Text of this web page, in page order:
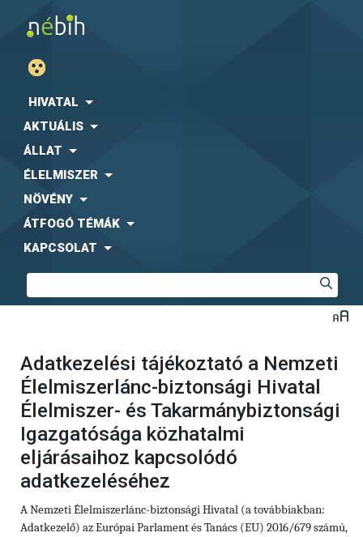
HIVATAL
AKTUÁLIS
ÁLLAT
ÉLELMISZER
NÖVÉNY
ÁTFOGÓ TÉMÁK
KAPCSOLAT
Adatkezelési tájékoztató a Nemzeti
Élelmiszerlánc-biztonsági Hivatal
Élelmiszer- és Takarmánybiztonsági
Igazgatósága közhatalmi
eljárásaihoz kapcsolódó
adatkezeléséhez
A Nemzeti Élelmiszerlánc-biztonsági Hivatal (a továbbiakban:
Adatkezelő) az Európai Parlament és Tanács (EU) 2016/679 számú,